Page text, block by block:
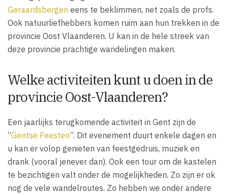
Geraardsbergen eens te beklimmen, net zoals de profs.
Ook natuurliefhebbers komen ruim aan hun trekken in de
provincie Oost Vlaanderen. U kan in de hele streek van
deze provincie prachtige wandelingen maken.
Welke activiteiten kunt u doen in de
provincie Oost-Vlaanderen?
Een jaarlijks terugkomende activiteit in Gent zijn de
“Gentse Feesten”. Dit evenement duurt enkele dagen en
u kan er volop genieten van feestgedruis, muziek en
drank (vooral jenever dan). Ook een tour om de kastelen
te bezichtigen valt onder de mogelijkheden. Zo zijn er ok
nog de vele wandelroutes. Zo hebben we onder andere